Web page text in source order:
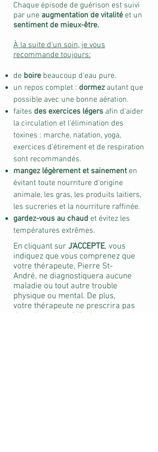
Chaque épisode de guérison est suivi
par une augmentation de vitalité et un
sentiment de mieux-être.
À la suite d'un soin, je vous
recommande toujours:
de boire beaucoup d'eau pure.
un repos complet : dormezautant que
possible avec une bonne aération.
faites des exercices légers afin d'aider
la circulation et l'élimination des
toxines : marche, natation, yoga,
exercices d'étirement et de respiration
sont recommandés.
mangez légèrement et sainement en
évitant toute nourriture d'origine
animale, les gras, les produits laitiers,
les sucreries et la nourriture raffinée.
gardez-vous au chaud et évitez les
températures extrêmes.
En cliquant sur J'ACCEPTE, vous
indiquez que vous comprenez que
votre thérapeute, Pierre St-
André, ne diagnostiquera aucune
maladie ou tout autre trouble
physique ou mental. De plus,
votre thérapeute ne prescrira pas